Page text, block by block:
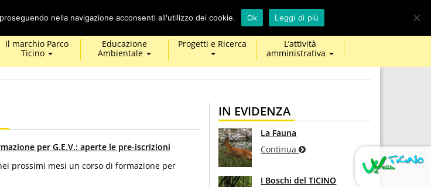
Cerca
map-
marker
calendar
Il marchio Parco
Ticino
Educazione
Ambientale
Progetti e Ricerca
L’attività
amministrativa
per G.E.V.: aperte le pre-iscrizioni
prossimi mesi un corso di formazione per
IN EVIDENZA
La Fauna
Continua
I Boschi del TICINO
nella navigazione acconsenti all'utilizzo dei cookie. Ok Leggi di più